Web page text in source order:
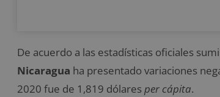
De acuerdo a las estadísticas oficiales
Nicaragua ha presentado variaciones
2020 fue de 1,819 dólaresper cápita.